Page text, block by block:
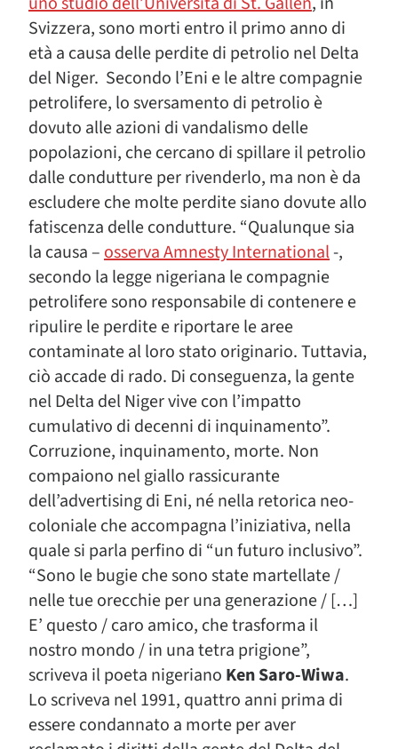
Svizzera, sono morti entro il primo anno di
età a causa delle perdite di petrolio nel Delta
del Niger. Secondo l’Eni e le altre compagnie
petrolifere, lo sversamento di petrolio è
dovuto alle azioni di vandalismo delle
popolazioni, che cercano di spillare il petrolio
dalle condutture per rivenderlo, ma non è da
escludere che molte perdite siano dovute allo
fatiscenza delle condutture. “Qualunque sia
la causa –osserva Amnesty International-,
secondo la legge nigeriana le compagnie
petrolifere sono responsabile di contenere e
ripulire le perdite e riportare le aree
contaminate al loro stato originario. Tuttavia,
ciò accade di rado. Di conseguenza, la gente
nel Delta del Niger vive con l’impatto
cumulativo di decenni di inquinamento”.
Corruzione, inquinamento, morte. Non
compaiono nel giallo rassicurante
dell’advertising di Eni, né nella retorica neo-
coloniale che accompagna l’iniziativa, nella
quale si parla perfino di “un futuro inclusivo”.
“Sono le bugie che sono state martellate /
nelle tue orecchie per una generazione / […]
E’ questo / caro amico, che trasforma il
nostro mondo / in una tetra prigione”,
scriveva il poeta nigeriano Ken Saro-Wiwa.
Lo scriveva nel 1991, quattro anni prima di
essere condannato a morte per aver